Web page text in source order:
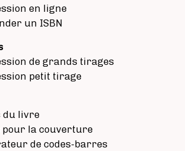
en ligne
un ISBN
de grands tirages
petit tirage
du livre
pour la couverture
de codes-barres